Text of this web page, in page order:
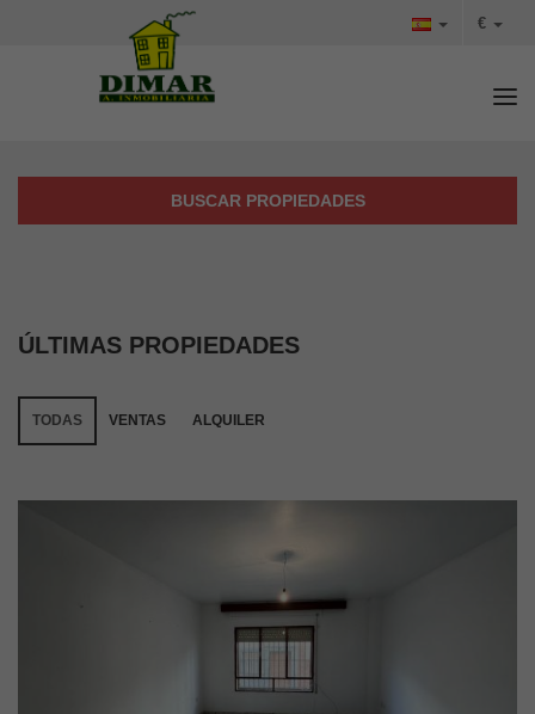
€
BUSCAR PROPIEDADES
ÚLTIMAS PROPIEDADES
TODAS VENTAS ALQUILER